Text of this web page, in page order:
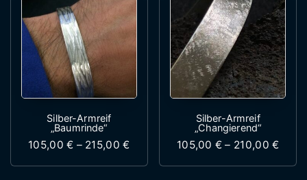
Silber-Armreif
„Baumrinde“
105,00€ – 215,00€ Preisspanne: 105,00 € bis 215,00
Dieses Produkt weist mehrere
Silber-Armreif
„Changierend“
105,00€ – 210,00€
Dieses